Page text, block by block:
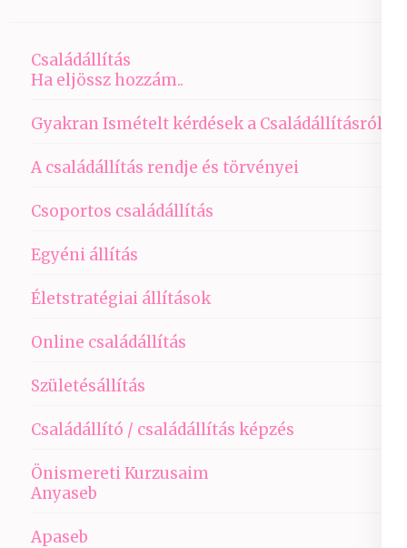
Családállítás
Ha eljössz hozzám..
Gyakran Ismételt kérdések a Családállításról
A családállítás rendje és törvényei
Csoportos családállítás
Egyéni állítás
Életstratégiai állítások
Online családállítás
Születésállítás
Családállító / családállítás képzés
Önismereti Kurzusaim
Anyaseb
Apaseb